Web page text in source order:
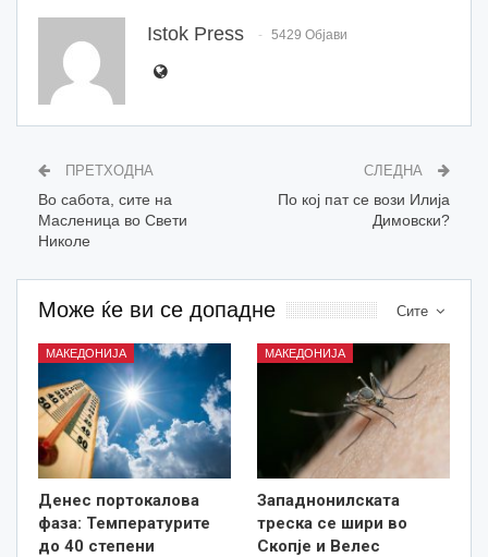
Istok Press 5429 Објави
ПРЕТХОДНА
Во сабота, сите на
Масленица во Свети
Николе
СЛЕДНА
По кој пат се вози Илија
Димовски?
Сите
Може ќе ви се допадне
МАКЕДОНИЈА
Денес портокалова
фаза: Температурите
до 40 степени
МАКЕДОНИЈА
Западнонилската
треска се шири во
Скопје и Велес